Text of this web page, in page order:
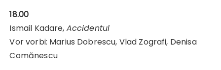
18.00
Ismail Kadare, Accidentul
Vor vorbi: Marius Dobrescu, Vlad Zografi, Denisa
Comănescu